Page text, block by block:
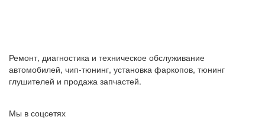
Ремонт, диагностика и техническое обслуживание
автомобилей, чип-тюнинг, установка фаркопов, тюнинг
глушителей и продажа запчастей.
Мы в соцсетях